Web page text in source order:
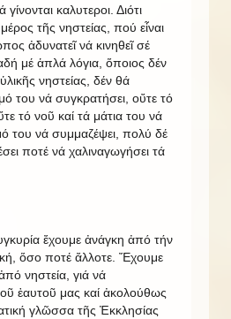
καλυτεροι. Διότι
τῆς νηστείας, πού εἶναι
ἀδυνατεῖ νά κινηθεῖ σέ
μέ ἁπλά λόγια, ὅποιος δέν
νηστείας, δέν θά
του νά συγκρατήσει, οὔτε τό
τό νοῦ καί τά μάτια του νά
του νά συμμαζέψει, πολύ δέ
ποτέ νά χαλιναγωγήσει τά
ἔχουμε ἀνάγκη ἀπό τήν
ὅσο ποτέ ἄλλοτε. Ἔχουμε
νηστεία, γιά νά
ἑαυτοῦ μας καί ἀκολούθως
γλῶσσα τῆς Ἐκκλησίας